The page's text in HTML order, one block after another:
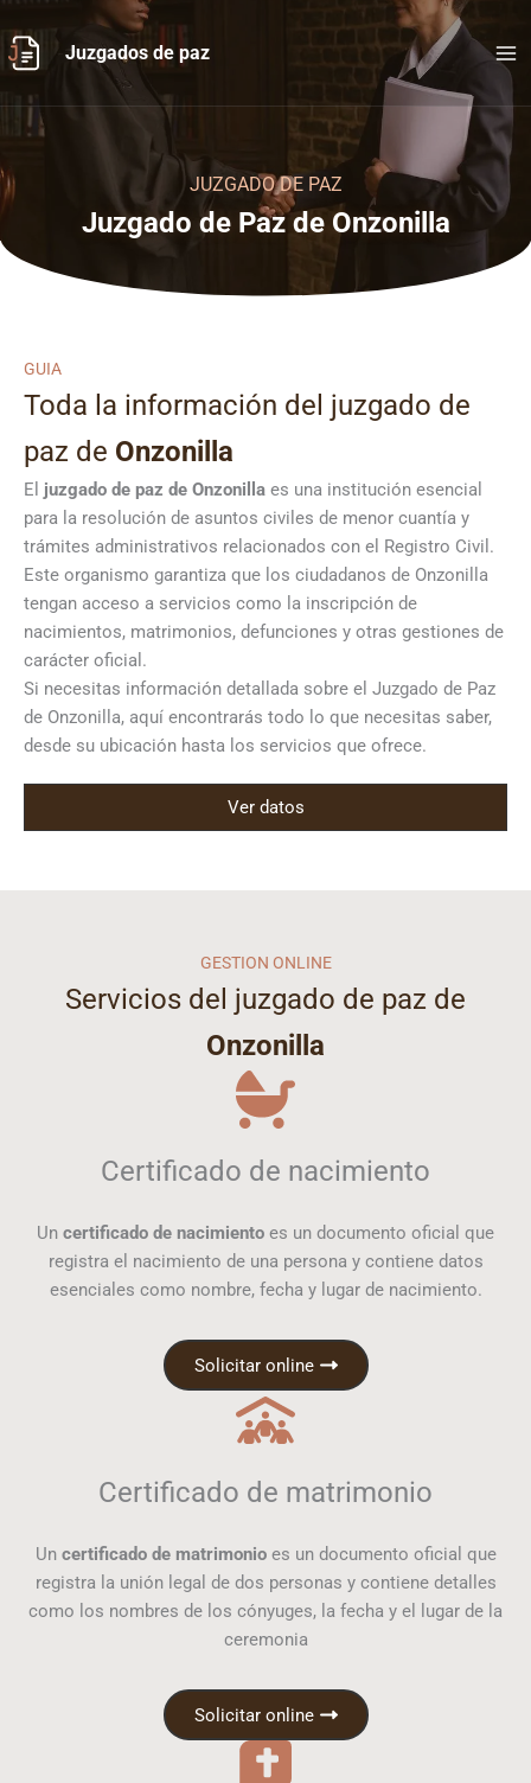
al
contenido
Juzgados de paz
JUZGADO DE PAZ
Juzgado de Paz de Onzonilla
GUIA
Toda la información del juzgado de
paz de Onzonilla
El juzgado de paz de Onzonilla es una institución esencial
para la resolución de asuntos civiles de menor cuantía y
trámites administrativos relacionados con el Registro Civil.
Este organismo garantiza que los ciudadanos de Onzonilla
tengan acceso a servicios como la inscripción de
nacimientos, matrimonios, defunciones y otras gestiones de
carácter oficial.
Si necesitas información detallada sobre el Juzgado de Paz
de Onzonilla, aquí encontrarás todo lo que necesitas saber,
desde su ubicación hasta los servicios que ofrece.
Ver datos
GESTION ONLINE
Servicios del juzgado de paz de
Onzonilla
Certificado de nacimiento
Un certificado de nacimiento es un documento oficial que
registra el nacimiento de una persona y contiene datos
esenciales como nombre, fecha y lugar de nacimiento.
Solicitar online
Certificado de matrimonio
Un certificado de matrimonioes un documento oficial que
registra la unión legal de dos personas y contiene detalles
como los nombres de los cónyuges, la fecha y el lugar de la
ceremonia
Solicitar online